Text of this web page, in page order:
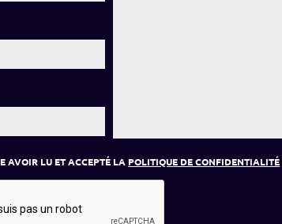
AVOIR LU ET ACCEPTÉ LA POLITIQUE DE CONFIDENTIALITÉ